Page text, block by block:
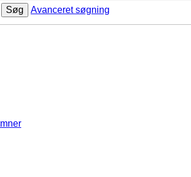
Søg Avanceret søgning